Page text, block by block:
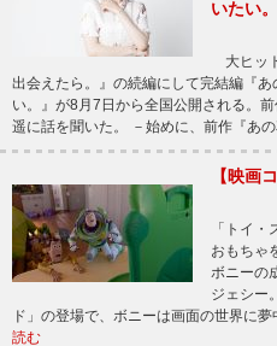
いたい。
大ヒッ
出会えたら。』の続編にして完結編『
い。』が8月7日から全国公開される。
遥に話を聞いた。 －始めに、前作『あ
【映画
「トイ
おもちゃ
ボニーの
ジェシー
ド」の登場で、ボニーは画面の世界に
読む